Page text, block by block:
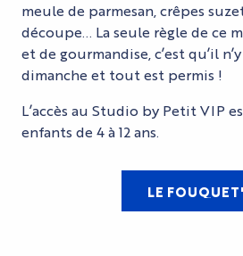
meule de parmesan, crêpes
découpe… La seule règle de ce
et de gourmandise, c’est qu’il
dimanche et tout est permis !
L’accès au Studio by Petit VIP
enfants de 4 à 12 ans.
LE